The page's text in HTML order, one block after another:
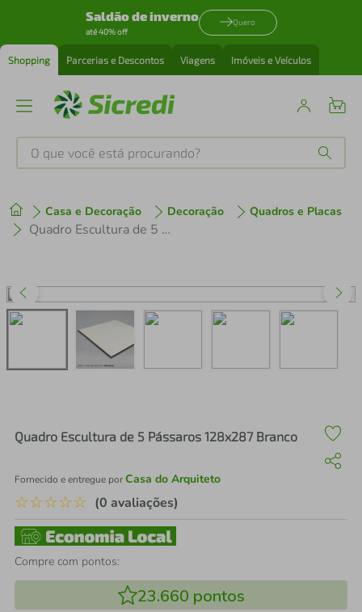
Saldão de inverno
até 40% off
Quero
Shopping Parcerias e Descontos Viagens Imóveis e Veículos
O que você está procurando?
Casa e Decoração Decoração Quadros e Placas
Quadro Escultura de 5 Pássaros 128x287 Branco
Quadro Escultura de 5 Pássaros 128x287 Branco
Fornecido e entregue porCasa do Arquiteto
☆☆☆☆☆ (0 avaliações)
Compre com pontos:
23.660 pontos
1º tenis
perfume
air fryer